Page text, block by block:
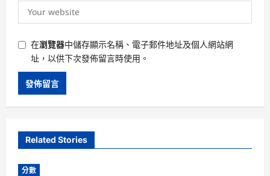
在瀏覽器中儲存顯示名稱、電子郵件地址及個人網站網
址，以供下次發佈留言時使用。
Related Stories
分數